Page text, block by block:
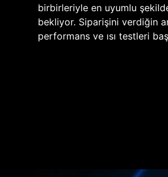
birbirleriyle en uyumlu
bekliyor. Siparişini verdiğin
performans ve ısı testleri